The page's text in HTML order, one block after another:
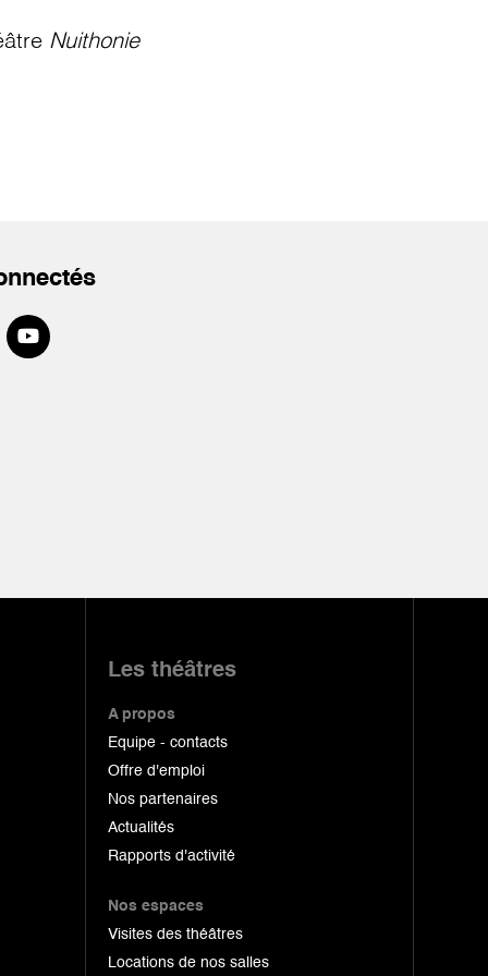
Nuithonie
Les théâtres
A propos
Equipe - contacts
Offre d'emploi
Nos partenaires
Actualités
Rapports d'activité
Nos espaces
Visites des théâtres
Locations de nos salles